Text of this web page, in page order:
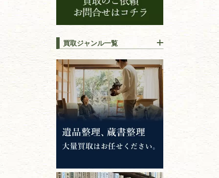
買取ジャンル一覧
江戸時代の書物
唐本・漢籍・
中国書物・朝鮮本
錦絵・浮世絵・版画・刷り物
専門書・ 学術書
哲学書・思想書
心理学・倫理学